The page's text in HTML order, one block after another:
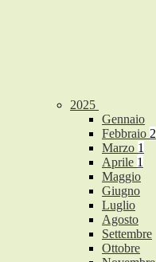
2025
Gennaio
Febbraio 2
Marzo 1
Aprile 1
Maggio
Giugno
Luglio
Agosto
Settembre
Ottobre